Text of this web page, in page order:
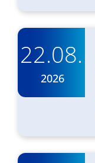
22.08.
2026